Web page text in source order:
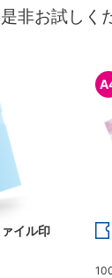
非お試しく
イル印